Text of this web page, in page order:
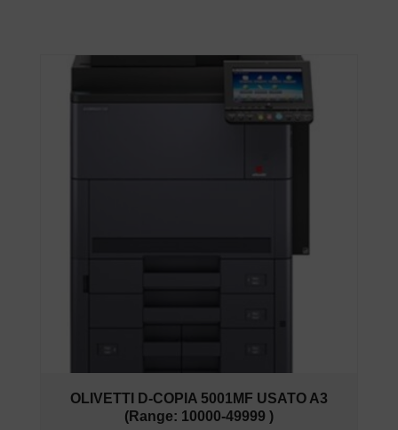
OLIVETTI D-COPIA 5001MF USATO A3
(Range: 10000-49999 )